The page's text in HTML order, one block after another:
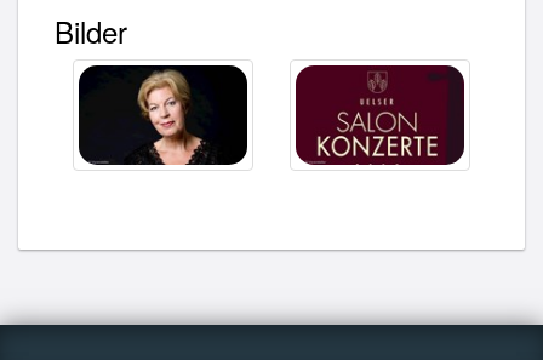
Bilder